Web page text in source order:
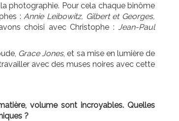
photographie. Pour cela chaque binôme
: Annie Leibowitz, Gilbert et Georges,
choisi avec Christophe : Jean-Paul
Grace Jones, et sa mise en lumière de
avec des muses noires avec cette
volume sont incroyables. Quelles
?